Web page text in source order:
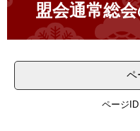
盟会通常総
ペ
ページ